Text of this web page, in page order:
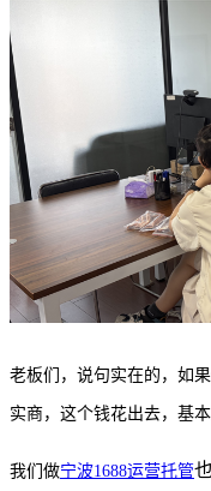
老板们，说句实在的，如
实商，这个钱花出去，基
我们做宁波1688运营托管